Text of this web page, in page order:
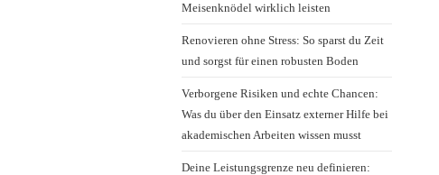
Meisenknödel wirklich leisten
Renovieren ohne Stress: So sparst du Zeit
und sorgst für einen robusten Boden
Verborgene Risiken und echte Chancen:
Was du über den Einsatz externer Hilfe bei
akademischen Arbeiten wissen musst
Deine Leistungsgrenze neu definieren: